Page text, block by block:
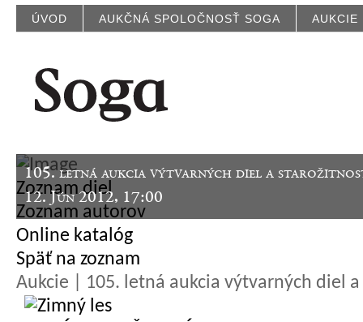
ÚVOD AUKČNÁ SPOLOČNOSŤ SOGA AUKCIE
105. letná aukcia výtvarných diel a
12. Jún 2012, 17:00
Zoznam diel
Zoznam autorov
Online katalóg
Späť na zoznam
Aukcie | 105. letná aukcia výtvarných diel